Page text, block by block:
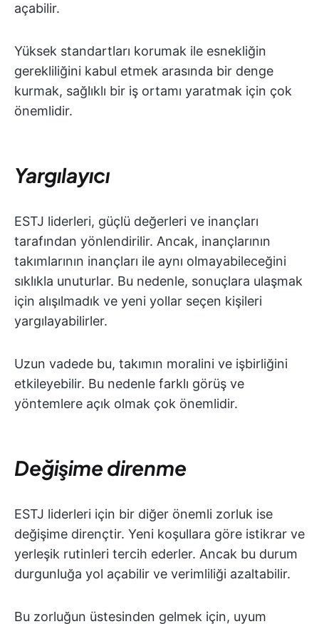
açabilir.
Yüksek standartları korumak ile esnekliğin
gerekliliğini kabul etmek arasında bir denge
kurmak, sağlıklı bir iş ortamı yaratmak için çok
önemlidir.
Yargılayıcı
ESTJ liderleri, güçlü değerleri ve inançları
tarafından yönlendirilir. Ancak, inançlarının
takımlarının inançları ile aynı olmayabileceğini
sıklıkla unuturlar. Bu nedenle, sonuçlara ulaşmak
için alışılmadık ve yeni yollar seçen kişileri
yargılayabilirler.
Uzun vadede bu, takımın moralini ve işbirliğini
etkileyebilir. Bu nedenle farklı görüş ve
yöntemlere açık olmak çok önemlidir.
Değişime direnme
ESTJ liderleri için bir diğer önemli zorluk ise
değişime dirençtir. Yeni koşullara göre istikrar ve
yerleşik rutinleri tercih ederler. Ancak bu durum
durgunluğa yol açabilir ve verimliliği azaltabilir.
Bu zorluğun üstesinden gelmek için, uyum